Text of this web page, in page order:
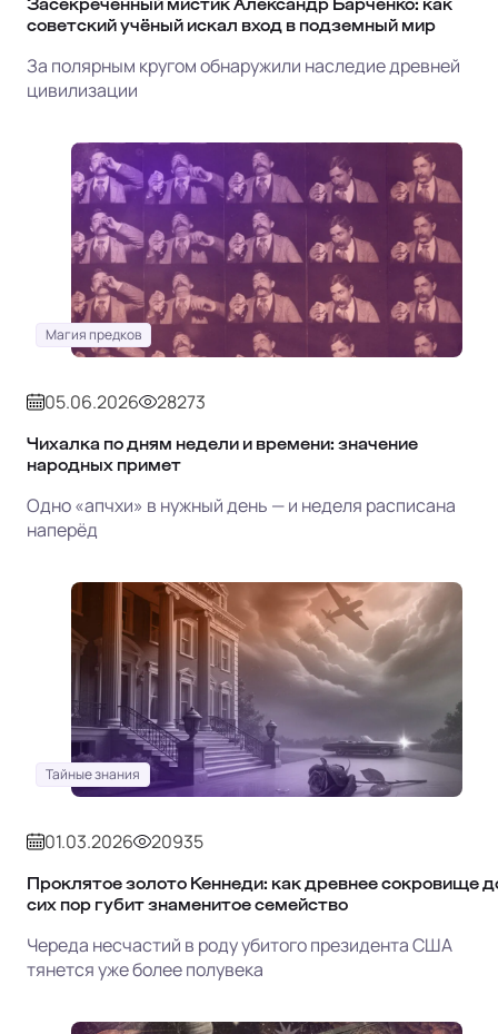
Засекреченный мистик Александр Барченко: как
советский учёный искал вход в подземный мир
За полярным кругом обнаружили наследие древней
цивилизации
Магия предков
05.06.2026 28273
Чихалка по дням недели и времени: значение
народных примет
Одно «апчхи» в нужный день — и неделя расписана
наперёд
Тайные знания
01.03.2026 20935
Проклятое золото Кеннеди: как древнее сокровище
сих пор губит знаменитое семейство
Череда несчастий в роду убитого президента США
тянется уже более полувека